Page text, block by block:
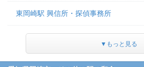
東岡崎駅 興信所・探偵事務所
▼もっと見る